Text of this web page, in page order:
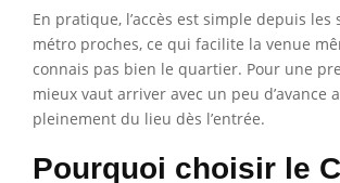
En pratique, l’accès est simple depuis les
métro proches, ce qui facilite la venue
connais pas bien le quartier. Pour une
mieux vaut arriver avec un peu d’avance
pleinement du lieu dès l’entrée.
Pourquoi choisir le